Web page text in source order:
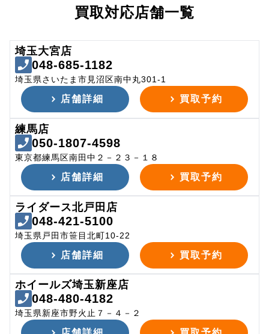
買取対応店舗一覧
埼玉大宮店
048-685-1182
埼玉県さいたま市見沼区南中丸301-1
店舗詳細 買取予約
練馬店
050-1807-4598
東京都練馬区南田中２－２３－１８
店舗詳細 買取予約
ライダース北戸田店
048-421-5100
埼玉県戸田市笹目北町10-22
店舗詳細 買取予約
ホイールズ埼玉新座店
048-480-4182
埼玉県新座市野火止７－４－２